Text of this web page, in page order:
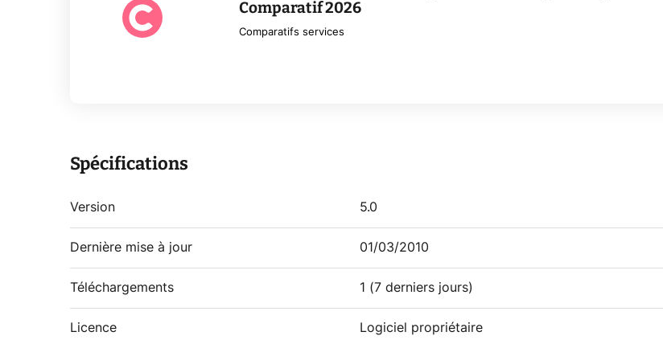
Comparatif 2026
Comparatifs services
Spécifications
Version 5.0
Dernière mise à jour 01/03/2010
Téléchargements 1 (7 derniers jours)
Licence Logiciel propriétaire